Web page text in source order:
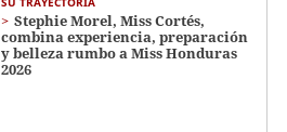
Stephie Morel, Miss Cortés,
combina experiencia, preparación
y belleza rumbo a Miss Honduras
2026